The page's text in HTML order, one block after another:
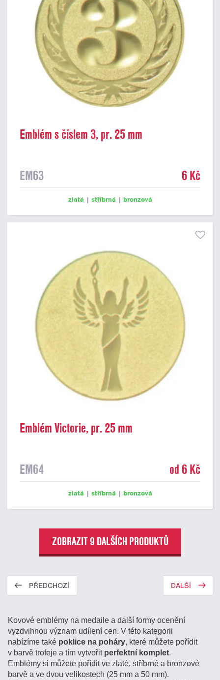
Emblém s číslem 3, pr. 25 mm
EM63 6 Kč
zlatá | stříbrná | bronzová
Emblém Victorie, pr. 25 mm
EM64 od 6 Kč
zlatá | stříbrná | bronzová
ZOBRAZIT 9 DALŠÍCH PRODUKTŮ
PŘEDCHOZÍ DALŠÍ
Kovové emblémy na medaile a další formy ocenění
vyzdvihnou význam udílení cen. V této kategorii
nabízíme také poklice na poháry, které můžete pořídit
v barvě trofeje a tím vytvořit perfektní komplet.
Emblémy si můžete pořídit ve zlaté, stříbrné a bronzové
barvě a ve dvou velikostech (25 mm a 50 mm).